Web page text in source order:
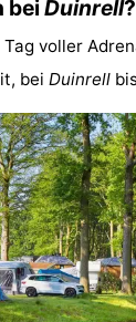
bei Duinrell?
voller
bei Duinrell